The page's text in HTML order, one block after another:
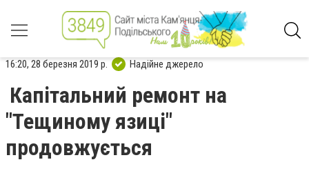
16:20, 28 березня 2019 р. Надійне джерело
Капітальний ремонт на
"Тещиному язиці"
продовжується